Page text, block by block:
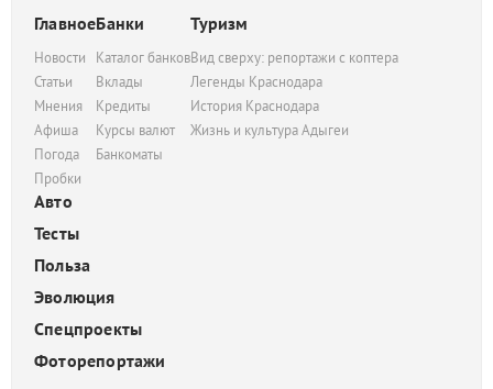
Главное
Новости
Статьи
Мнения
Афиша
Погода
Пробки
Банки
Каталог банков
Вклады
Кредиты
Курсы валют
Банкоматы
Туризм
Вид сверху: репортажи с коптера
Легенды Краснодара
История Краснодара
Жизнь и культура Адыгеи
Авто
Тесты
Польза
Эволюция
Спецпроекты
Фоторепортажи